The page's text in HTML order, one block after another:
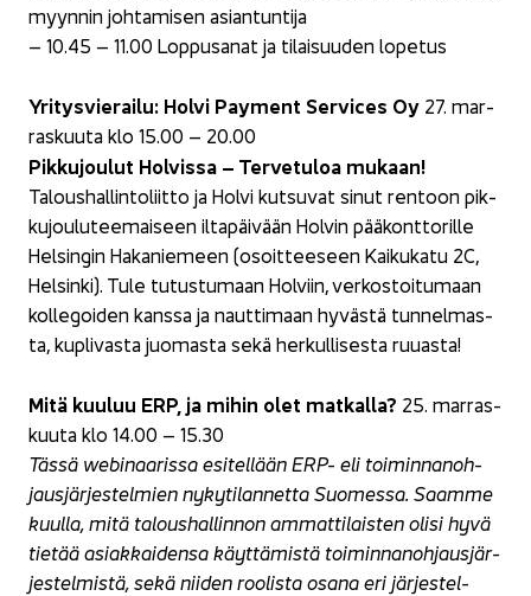
myyn­nin joh­ta­mi­sen asian­tun­ti­ja
– 10.45 – 11.00 Lop­pusa­nat ja ti­lai­suu­den lo­pe­tus
Yri­tys­vie­rai­lu: Holvi Pay­ment Ser­vices Oy 27. mar­
ras­kuu­ta klo 15.00 – 20.00
Pik­ku­jou­lut Hol­vis­sa – Ter­ve­tu­loa mu­kaan!
Ta­lous­hal­lin­to­liit­to ja Holvi kut­su­vat sinut ren­toon pik­
ku­jou­lu­tee­mai­seen il­ta­päi­vään Hol­vin pää­kont­to­ril­le
Hel­sin­gin Ha­ka­nie­meen (osoit­tee­seen Kai­ku­ka­tu 2C,
Hel­sin­ki). Tule tu­tus­tu­maan Hol­viin, ver­kos­toi­tu­maan
kol­le­goi­den kans­sa ja naut­ti­maan hy­väs­tä tun­nel­mas­
ta, kupli­vas­ta juo­mas­ta sekä her­kul­li­ses­ta ruu­as­ta!
Mitä kuu­luu ERP, ja mihin olet mat­kal­la? 25. mar­ras­
kuu­ta klo 14.00 – 15.30
Tässä webinaarissa esi­tel­lään ERP- eli toi­min­na­noh­
jaus­jär­jes­tel­mien ny­ky­ti­lan­net­ta Suo­mes­sa. Saam­me
kuul­la, mitä ta­lous­hal­lin­non am­mat­ti­lais­ten olisi hyvä
tie­tää asiak­kai­den­sa käyt­tä­mis­tä toi­min­na­noh­jaus­jär­
jes­tel­mis­tä, sekä nii­den roo­lis­ta osana eri jär­jes­tel­